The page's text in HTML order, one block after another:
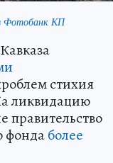
Фотобанк КП
стихия
ликвидацию
правительство
фондаболее